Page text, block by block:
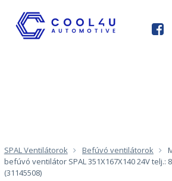
SPAL Ventilátorok Befúvó ventilátorok
befúvó ventilátor SPAL 351X167X140 24V telj.:
(31145508)